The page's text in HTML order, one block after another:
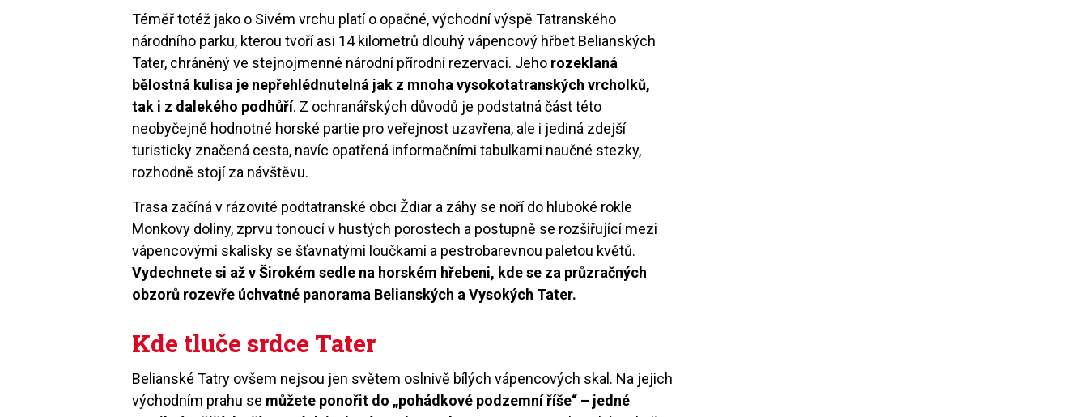
Téměř totéž jako o Sivém vrchu platí o opačné, východní výspě Tatranského
národního parku, kterou tvoří asi 14 kilometrů dlouhý vápencový hřbet Belianských
Tater, chráněný ve stejnojmenné národní přírodní rezervaci. Jeho rozeklaná
bělostná kulisa je nepřehlédnutelná jak z mnoha vysokotatranských vrcholků,
tak i z dalekého podhůří. Z ochranářských důvodů je podstatná část této
neobyčejně hodnotné horské partie pro veřejnost uzavřena, ale i jediná zdejší
turisticky značená cesta, navíc opatřená informačními tabulkami naučné stezky,
rozhodně stojí za návštěvu.
Trasa začíná v rázovité podtatranské obci Ždiar a záhy se noří do hluboké rokle
Monkovy doliny, zprvu tonoucí v hustých porostech a postupně se rozšiřující mezi
vápencovými skalisky se šťavnatými loučkami a pestrobarevnou paletou květů.
Vydechnete si až v Širokém sedle na horském hřebeni, kde se za průzračných
obzorů rozevře úchvatné panorama Belianských a Vysokých Tater.
Kde tluče srdce Tater
Belianské Tatry ovšem nejsou jen světem oslnivě bílých vápencových skal. Na jejich
východním prahu se můžete ponořit do „pohádkové podzemní říše“ – jedné